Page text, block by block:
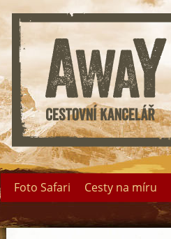
Foto Safari Cesty na míru